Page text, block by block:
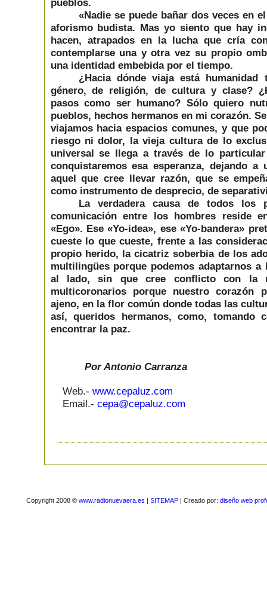
pueblos.
«Nadie se puede bañar dos veces en
aforismo budista. Mas yo siento que hay
hacen, atrapados en la lucha que cría
contemplarse una y otra vez su propio
una identidad embebida por el tiempo.
¿Hacia dónde viaja está
género, de religión, de cultura y clase?
pasos como ser humano? Sólo quiero
pueblos, hechos hermanos en mi corazón.
viajamos hacia espacios comunes, y que
riesgo ni dolor, la vieja cultura de lo
universal se llega a través de lo
conquistaremos esa esperanza, dejando
aquel que cree llevar razón, que se
como instrumento de desprecio, de
La verdadera causa de todos los
comunicación entre los hombres reside
«Ego». Ese «Yo-idea», ese «Yo-bandera»
cueste lo que cueste, frente a las
propio herido, la cicatriz soberbia de los
multilingües porque podemos adaptarnos a
al lado, sin que cree conflicto con la
multicoronarios porque nuestro corazón
ajeno, en la flor común donde todas las
así, queridos hermanos, como, tomando
encontrar la paz.
Por Antonio Carranza
Web.- www.cepaluz.com
Email.- cepa@cepaluz.com
Copyright 2008 © www.radionuevaera.es | SITEMAP | Creado por: diseño web